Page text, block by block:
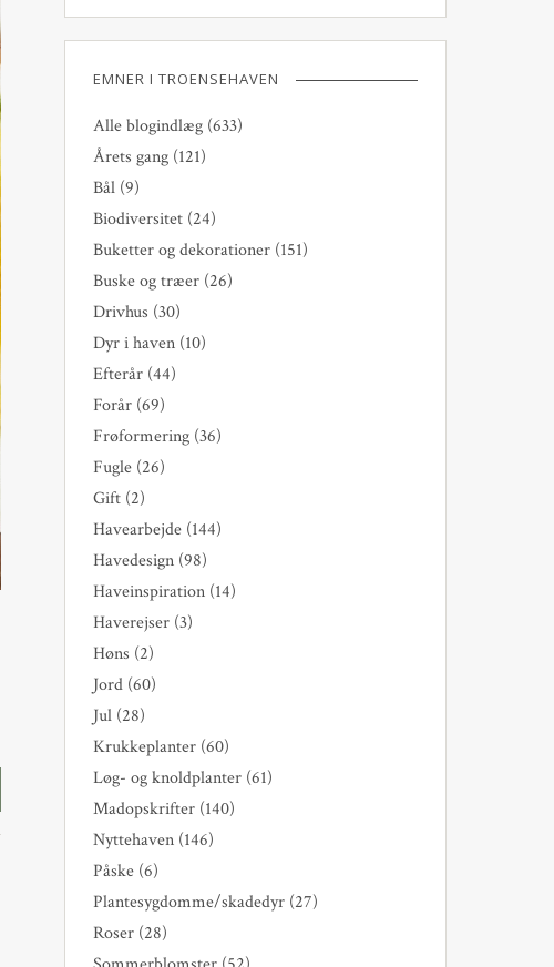
EMNER I TROENSEHAVEN
Alle blogindlæg (633)
Årets gang (121)
Bål (9)
Biodiversitet (24)
Buketter og dekorationer (151)
Buske og træer (26)
Drivhus (30)
Dyr i haven (10)
Efterår (44)
Forår (69)
Frøformering (36)
Fugle (26)
Gift (2)
Havearbejde (144)
Havedesign (98)
Haveinspiration (14)
Haverejser (3)
Høns (2)
Jord (60)
Jul (28)
Krukkeplanter (60)
Løg- og knoldplanter (61)
Madopskrifter (140)
Nyttehaven (146)
Påske (6)
Plantesygdomme/skadedyr (27)
Roser (28)